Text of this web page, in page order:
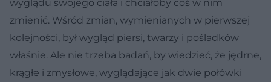
wyglądu swojego ciała i chciałoby coś w nim
zmienić. Wśród zmian, wymienianych w pierwszej
kolejności, był wygląd piersi, twarzy i pośladków
właśnie. Ale nie trzeba badań, by wiedzieć, że jędrne,
krągłe i zmysłowe, wyglądające jak dwie połówki